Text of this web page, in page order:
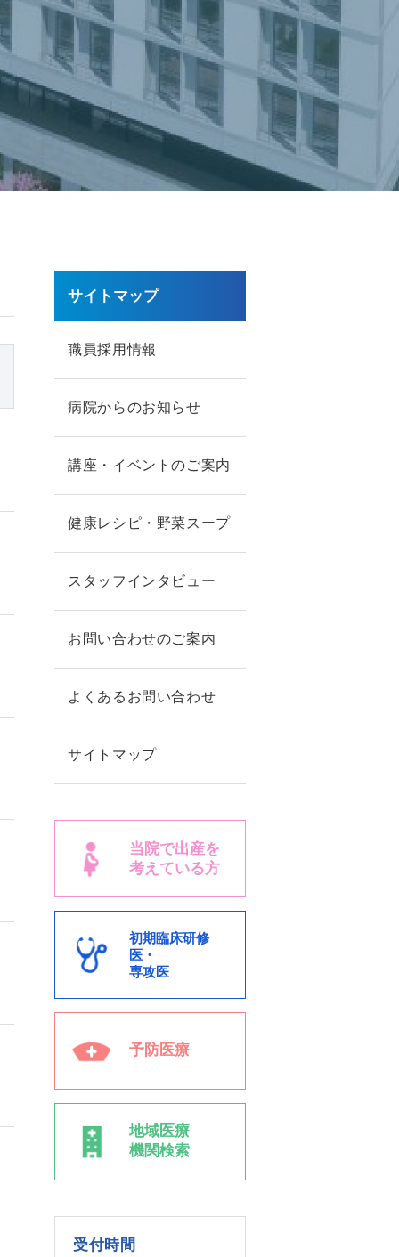
サイトマップ
職員採用情報
病院からのお知らせ
講座・イベントのご案内
健康レシピ・野菜スープ
スタッフインタビュー
お問い合わせのご案内
よくあるお問い合わせ
サイトマップ
当院で出産を
考えている方
初期臨床研修
医・
専攻医
予防医療
地域医療
機関検索
受付時間